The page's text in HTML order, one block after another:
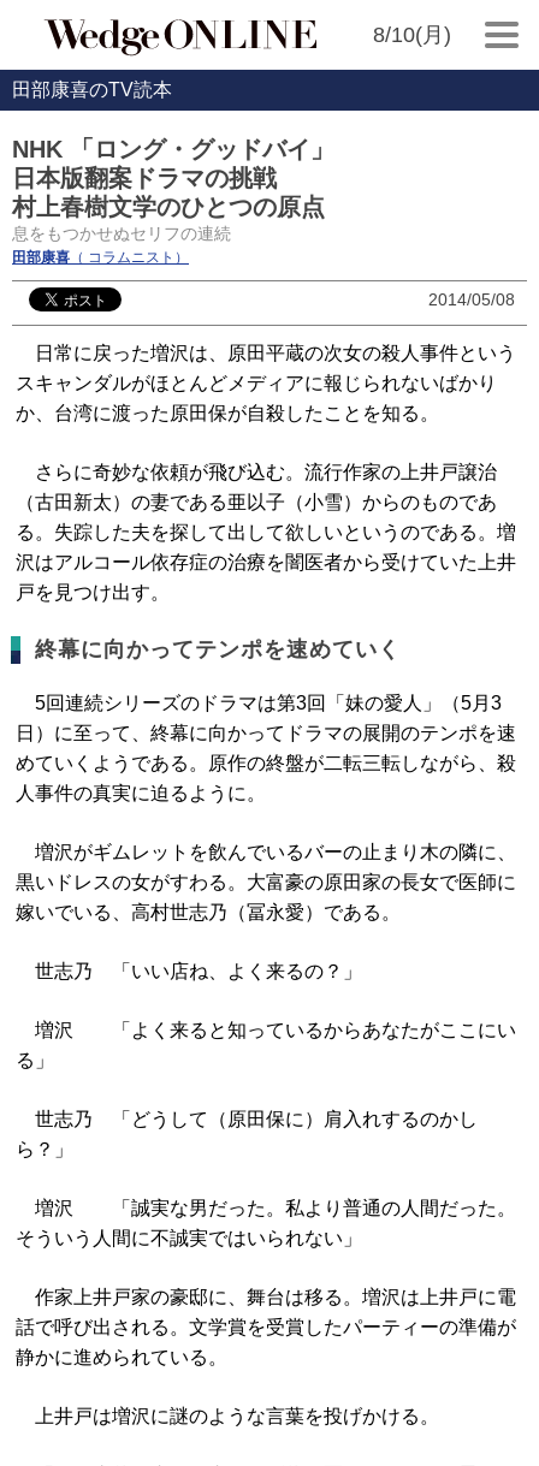
8/10(月)
田部康喜のTV読本
NHK 「ロング・グッドバイ」
日本版翻案ドラマの挑戦
村上春樹文学のひとつの原点
息をもつかせぬセリフの連続
田部康喜 （ コラムニスト）
2014/05/08
日常に戻った増沢は、原田平蔵の次女の殺人事件という
スキャンダルがほとんどメディアに報じられないばかり
か、台湾に渡った原田保が自殺したことを知る。
さらに奇妙な依頼が飛び込む。流行作家の上井戸譲治
（古田新太）の妻である亜以子（小雪）からのものであ
る。失踪した夫を探して出して欲しいというのである。増
沢はアルコール依存症の治療を闇医者から受けていた上井
戸を見つけ出す。
終幕に向かってテンポを速めていく
5回連続シリーズのドラマは第3回「妹の愛人」（5月3
日）に至って、終幕に向かってドラマの展開のテンポを速
めていくようである。原作の終盤が二転三転しながら、殺
人事件の真実に迫るように。
増沢がギムレットを飲んでいるバーの止まり木の隣に、
黒いドレスの女がすわる。大富豪の原田家の長女で医師に
嫁いでいる、高村世志乃（冨永愛）である。
世志乃 「いい店ね、よく来るの？」
増沢 「よく来ると知っているからあなたがここにい
る」
世志乃 「どうして（原田保に）肩入れするのかし
ら？」
増沢 「誠実な男だった。私より普通の人間だった。
そういう人間に不誠実ではいられない」
作家上井戸家の豪邸に、舞台は移る。増沢は上井戸に電
話で呼び出される。文学賞を受賞したパーティーの準備が
静かに進められている。
上井戸は増沢に謎のような言葉を投げかける。